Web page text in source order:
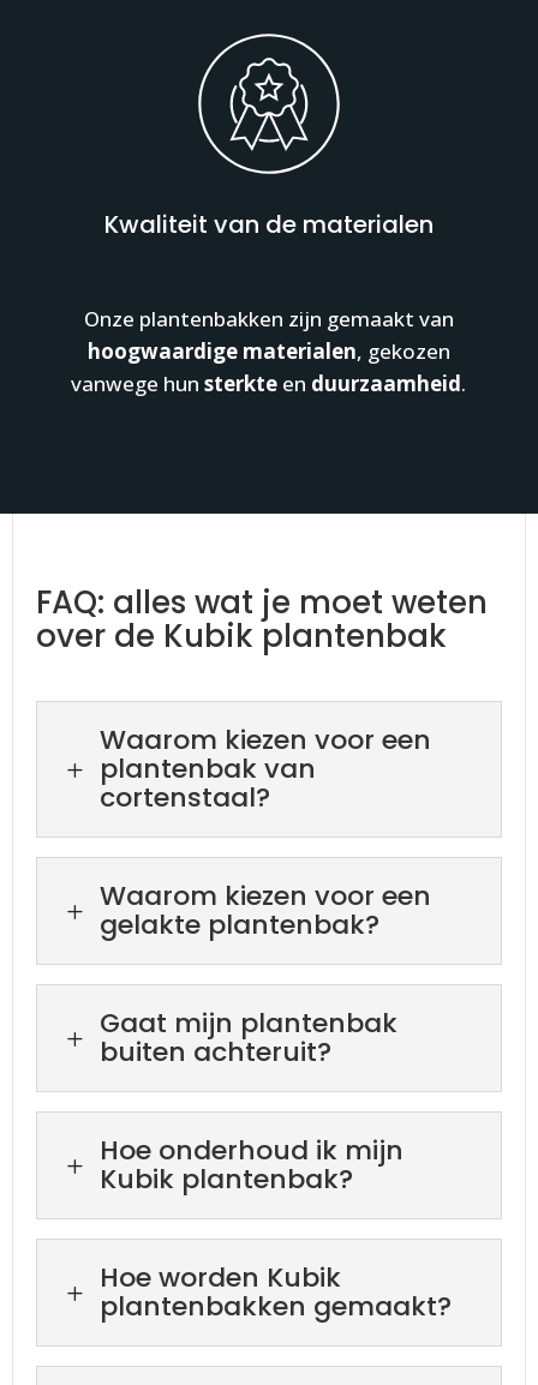
Kwaliteit van de materialen
Onze plantenbakken zijn gemaakt van
hoogwaardige materialen, gekozen
vanwege hunsterkte en duurzaamheid.
FAQ: alles wat je moet weten
over de Kubik plantenbak
L
Waarom kiezen voor een
plantenbak van
cortenstaal?
L Waarom kiezen voor een
gelakte plantenbak?
L Gaat mijn plantenbak
buiten achteruit?
L Hoe onderhoud ik mijn
Kubik plantenbak?
L Hoe worden Kubik
plantenbakken gemaakt?